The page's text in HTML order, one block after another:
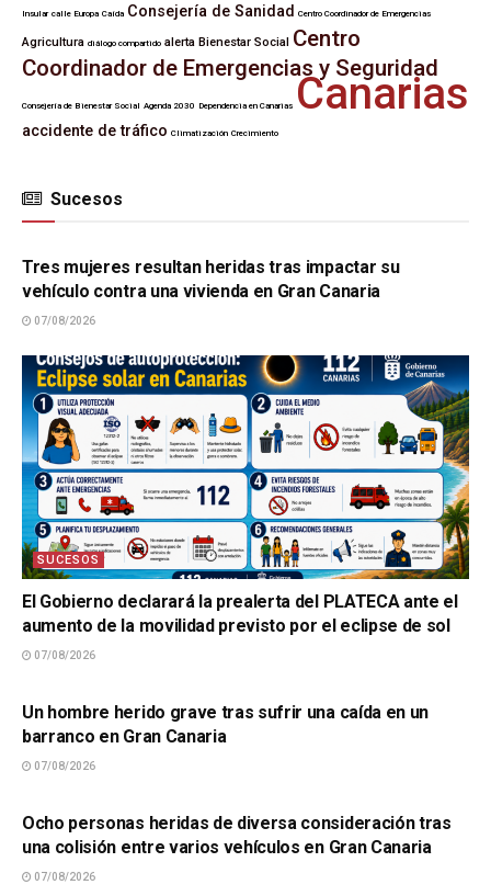
Insular calle Europa Caída Consejería de Sanidad Centro Coordinador de Emergencias
Agricultura diálogo compartido alerta Bienestar Social Centro
Coordinador de Emergencias y Seguridad
Consejería de Bienestar Social Agenda 2030 Dependencia en Canarias Canarias
accidente de tráfico Climatización Crecimiento
Sucesos
SUCESOS
Tres mujeres resultan heridas tras impactar su
vehículo contra una vivienda en Gran Canaria
07/08/2026
SUCESOS
El Gobierno declarará la prealerta del PLATECA ante el
aumento de la movilidad previsto por el eclipse de sol
07/08/2026
Un hombre herido grave tras sufrir una caída en un
barranco en Gran Canaria
07/08/2026
Ocho personas heridas de diversa consideración tras
una colisión entre varios vehículos en Gran Canaria
07/08/2026